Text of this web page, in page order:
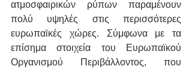
ατμοσφαιρικών ρύπων παραμένουν
πολύ υψηλές στις περισσότερες
ευρωπαϊκές χώρες. Σύμφωνα με τα
επίσημα στοιχεία του Ευρωπαϊκού
Οργανισμού Περιβάλλοντος, που